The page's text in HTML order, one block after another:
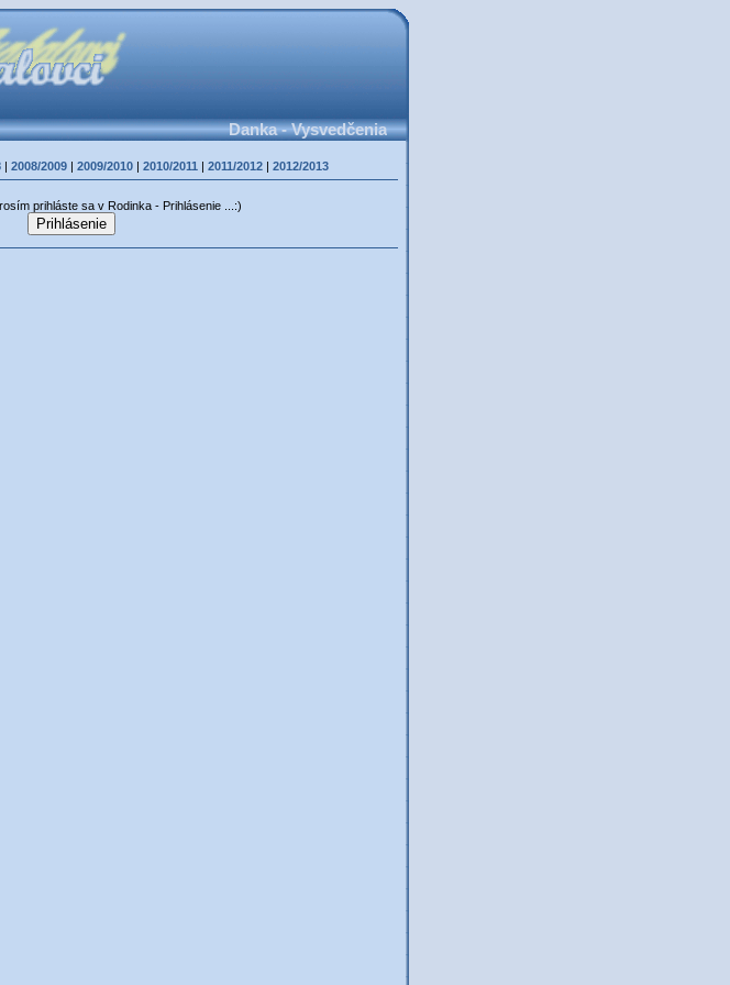
Danka - Vysvedčenia
| 2008/2009 | 2009/2010 | 2010/2011 | 2011/2012 | 2012/2013
prihláste sa v Rodinka - Prihlásenie ...:)